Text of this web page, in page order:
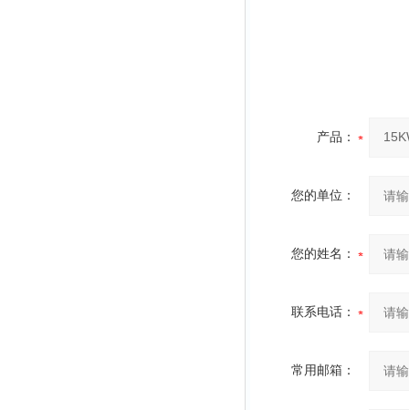
产品：
您的单位：
您的姓名：
联系电话：
常用邮箱：